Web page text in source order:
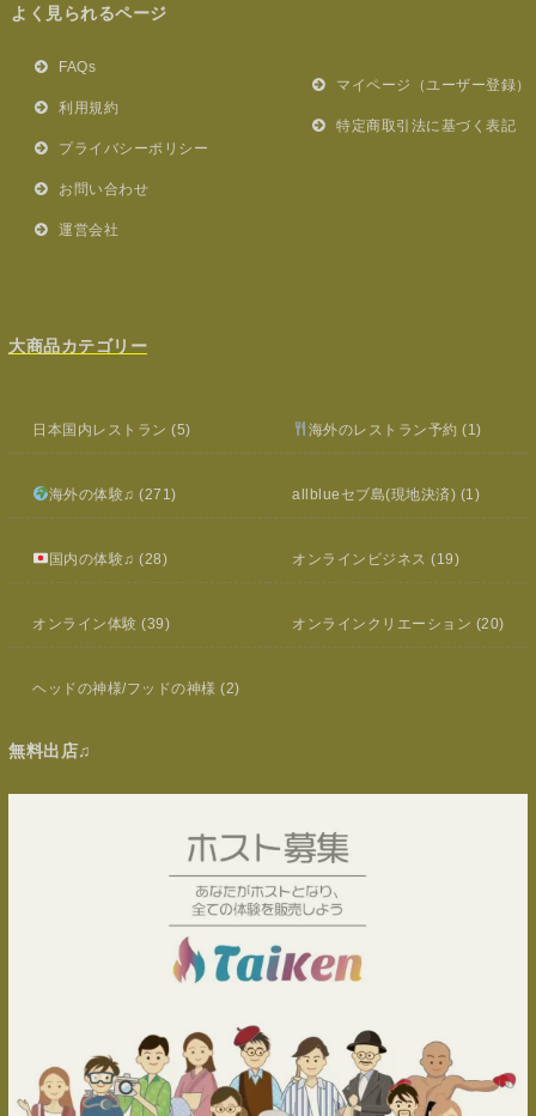
よく見られるページ
FAQs
利用規約
プライバシーポリシー
お問い合わせ
運営会社
マイページ（ユーザー登録）
特定商取引法に基づく表記
大商品カテゴリー
日本国内レストラン (5) 海外のレストラン予約 (1)
海外の体験♫ (271) allblueセブ島(現地決済) (1)
国内の体験♫ (28) オンラインビジネス (19)
オンライン体験 (39) オンラインクリエーション (20)
ヘッドの神様/フッドの神様 (2)
無料出店♫